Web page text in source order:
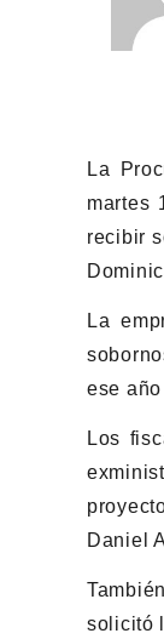
La
martes
recibir
La
ese
Los
Daniel
solicitó